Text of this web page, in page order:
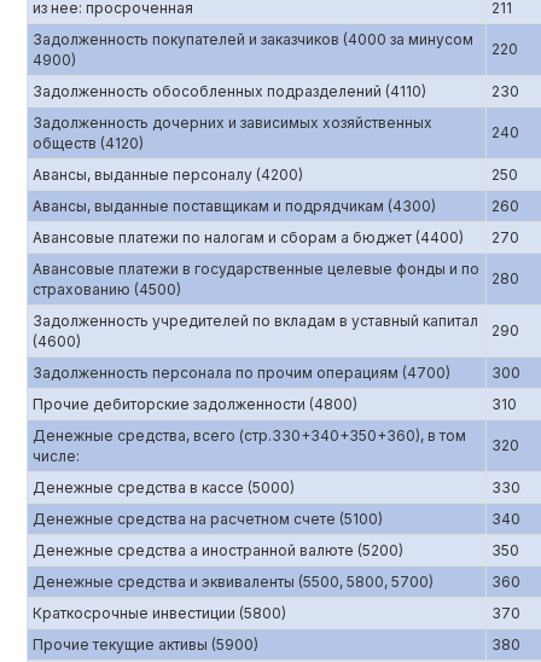
из нее: просроченная
211
Задолженность покупателей и заказчиков (4000 за минусом
4900)
220
Задолженность обособленных подразделений (4110)
230
Задолженность дочерних и зависимых хозяйственных
обществ (4120)
240
Авансы, выданные персоналу (4200)
250
Авансы, выданные поставщикам и подрядчикам (4300)
260
Авансовые платежи по налогам и сборам а бюджет (4400)
270
Авансовые платежи в государственные целевые фонды и по
страхованию (4500)
280
Задолженность учредителей по вкладам в уставный капитал
(4600)
290
Задолженность персонала по прочим операциям (4700)
300
Прочие дебиторские задолженности (4800)
310
Денежные средства, всего (стр.330+340+350+360), в том
числе:
320
Денежные средства в кассе (5000)
330
Денежные средства на расчетном счете (5100)
340
Денежные средства а иностранной валюте (5200)
350
Денежные средства и эквиваленты (5500, 5800, 5700)
360
Краткосрочные инвестиции (5800)
370
Прочие текущие активы (5900)
380